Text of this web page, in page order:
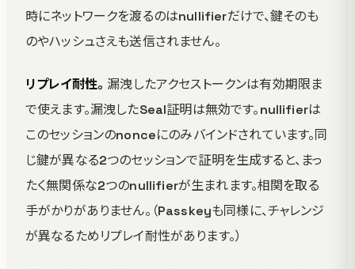
時にネットワークを渡るのはnullifierだけで、鍵そのも
のやハッシュさえも送信されません。
リプレイ耐性。 漏洩したアクセストークンは有効期限ま
で使えます。漏洩したSeal証明は無効です。nullifierは
このセッションのnonceにのみバインドされています。同
じ鍵が異なる2つのセッションで証明を生成すると、まっ
たく無関係な2つのnullifierが生まれます。相関を取る
手がかりがありません。（Passkeyも同様に、チャレンジ
が異なるためリプレイ耐性があります。）